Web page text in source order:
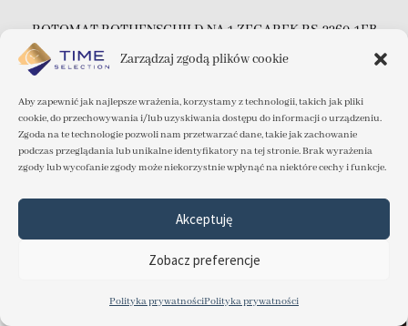
Zarządzaj zgodą plików cookie
Aby zapewnić jak najlepsze wrażenia, korzystamy z technologii, takich jak pliki
cookie, do przechowywania i/lub uzyskiwania dostępu do informacji o urządzeniu.
Zgoda na te technologie pozwoli nam przetwarzać dane, takie jak zachowanie
podczas przeglądania lub unikalne identyfikatory na tej stronie. Brak wyrażenia
zgody lub wycofanie zgody może niekorzystnie wpłynąć na niektóre cechy i funkcje.
Akceptuję
Zobacz preferencje
Polityka prywatnościPolityka prywatności
ROTOMAT ROTHENSCHILD NA 1 ZEGAREK RS-2260-1EB
Dostępny
Dodaj do koszyka